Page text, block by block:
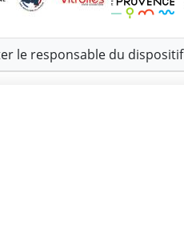
le responsable du dispositif